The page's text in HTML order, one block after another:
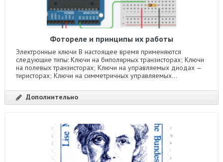
Фотореле и принципы их работы
Электронные ключи В настоящее время применяются
следующие типы: Ключи на биполярных транзисторах; Ключи
на полевых транзисторах; Ключи на управляемых диодах —
тиристорах; Ключи на симметричных управляемых...
Дополнительно